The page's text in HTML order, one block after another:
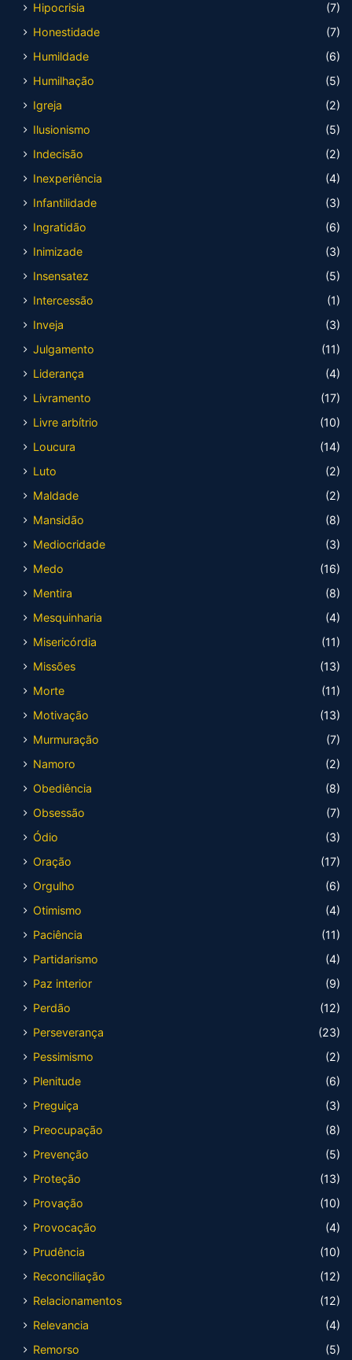
Hipocrisia
(7)
Honestidade
(7)
Humildade
(6)
Humilhação
(5)
Igreja
(2)
Ilusionismo
(5)
Indecisão
(2)
Inexperiência
(4)
Infantilidade
(3)
Ingratidão
(6)
Inimizade
(3)
Insensatez
(5)
Intercessão
(1)
Inveja
(3)
Julgamento
(11)
Liderança
(4)
Livramento
(17)
Livre arbítrio
(10)
Loucura
(14)
Luto
(2)
Maldade
(2)
Mansidão
(8)
Mediocridade
(3)
Medo
(16)
Mentira
(8)
Mesquinharia
(4)
Misericórdia
(11)
Missões
(13)
Morte
(11)
Motivação
(13)
Murmuração
(7)
Namoro
(2)
Obediência
(8)
Obsessão
(7)
Ódio
(3)
Oração
(17)
Orgulho
(6)
Otimismo
(4)
Paciência
(11)
Partidarismo
(4)
Paz interior
(9)
Perdão
(12)
Perseverança
(23)
Pessimismo
(2)
Plenitude
(6)
Preguiça
(3)
Preocupação
(8)
Prevenção
(5)
Proteção
(13)
Provação
(10)
Provocação
(4)
Prudência
(10)
Reconciliação
(12)
Relacionamentos
(12)
Relevancia
(4)
Remorso
(5)